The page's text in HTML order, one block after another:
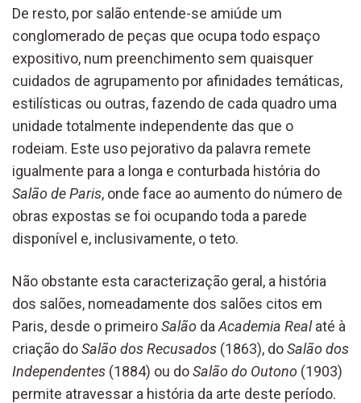
De resto, por salão entende-se amiúde um
conglomerado de peças que ocupa todo espaço
expositivo, num preenchimento sem quaisquer
cuidados de agrupamento por afinidades temáticas,
estilísticas ou outras, fazendo de cada quadro uma
unidade totalmente independente das que o
rodeiam. Este uso pejorativo da palavra remete
igualmente para a longa e conturbada história do
Salão de Paris, onde face ao aumento do número de
obras expostas se foi ocupando toda a parede
disponível e, inclusivamente, o teto.
Não obstante esta caracterização geral, a história
dos salões, nomeadamente dos salões citos em
Paris, desde o primeiroSalão da Academia Realaté à
criação doSalão dos Recusados (1863), doSalão dos
Independentes (1884) ou doSalão do Outono (1903)
permite atravessar a história da arte deste período.